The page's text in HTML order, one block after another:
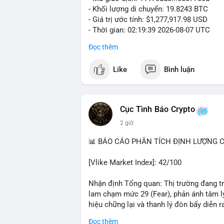
- Khối lượng di chuyển: 19.8243 BTC
- Giá trị ước tính: $1,277,917.98 USD
- Thời gian: 02:19:39 2026-08-07 UTC
Khối lượng gần 20 BTC trị giá hơn 1.27
động này thiên về chuyển ví lạnh để
lượng không quá lớn để gây sốc thanh
Nhà đầu tư nhỏ lẻ nên theo dõi xác
tương tự trong 24 giờ tới. Nếu xu hướng
chiếm ưu thế, phù hợp với chiến lược
Đọc thêm
Like Bình luận
Cục Tình Báo Crypto
2 giờ
📊 BÁO CÁO PHÂN TÍCH ĐỊNH LƯỢNG
[Vlike Market Index]: 42/100
Nhận định Tổng quan: Thị trường đang
lam chạm mức 29 (Fear), phản ánh
hiệu chững lại và thanh lý đòn bẩy diễn
Đọc thêm